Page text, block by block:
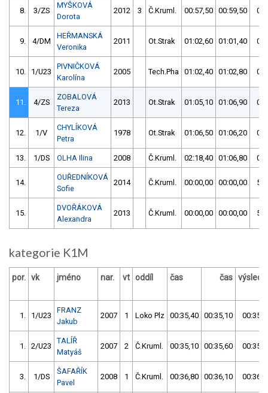
8. 3/ZS
MYŠKOVÁ
Dorota
2012 3 Č.Kruml. 00:57,50 00:59,50
9. 4/DM
HEŘMANSKÁ
Veronika
2011 Ot.Strak 01:02,60 01:01,40
10. 1/U23
PIVNIČKOVÁ
Karolína
2005 Tech.Pha 01:02,40 01:02,80
11. 4/ZS
ZOBALOVÁ
Tereza
2013 Ot.Strak 01:05,10 01:06,90
12. 1/V
CHYLÍKOVÁ
Petra
1978 Ot.Strak 01:06,50 01:06,20
13. 1/DS OLHA Ilina 2008 Č.Kruml. 02:18,40 01:06,80
14.
OUŘEDNÍKOVÁ
Sofie
2014 Č.Kruml. 00:00,00 00:00,00
15.
DVOŘÁKOVÁ
Alexandra
2013 Č.Kruml. 00:00,00 00:00,00
kategorie K1M
por. vk jméno nar. vt oddíl čas čas
1. 1/U23
FRANZ
Jakub
2007 1 Loko Plz 00:35,40 00:35,10
1. 2/U23
TALÍŘ
Matyáš
2007 2 Č.Kruml. 00:35,10 00:35,60
3. 1/DS
ŠAFAŘÍK
Pavel
2008 1 Č.Kruml. 00:36,80 00:36,10